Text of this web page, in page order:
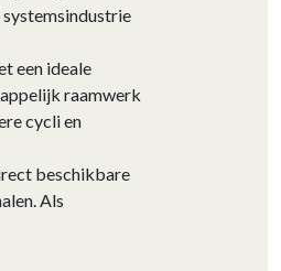
een ideale
raamwerk
cycli en
beschikbare
Als